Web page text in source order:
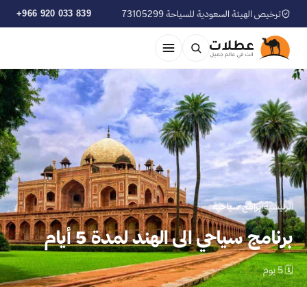
ترخيص الهيئة السعودية للسياحة 73105299 +966 920 033 839
الرئيسية›برامج سياحية
برنامج سياحي الى الهند لمدة 5 أيام
🗓 5 يوم